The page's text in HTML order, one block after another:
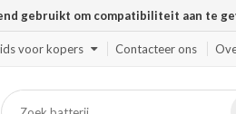
gebruikt om compatibiliteit aan te
voor kopers Contacteer ons